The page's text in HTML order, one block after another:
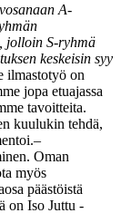
A-
jolloin S-ryhmä
keskeisin syy
ilmastotyö on
jopa etuajassa
tavoitteita.
kuulukin tehdä,
–
Oman
myös
päästöistä
on Iso Juttu -